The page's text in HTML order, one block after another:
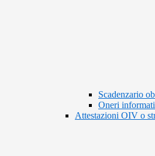
Scadenzario
Oneri
Attestazioni OIV o